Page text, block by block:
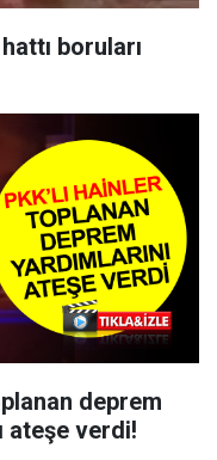
boruları
deprem
ateşe verdi!